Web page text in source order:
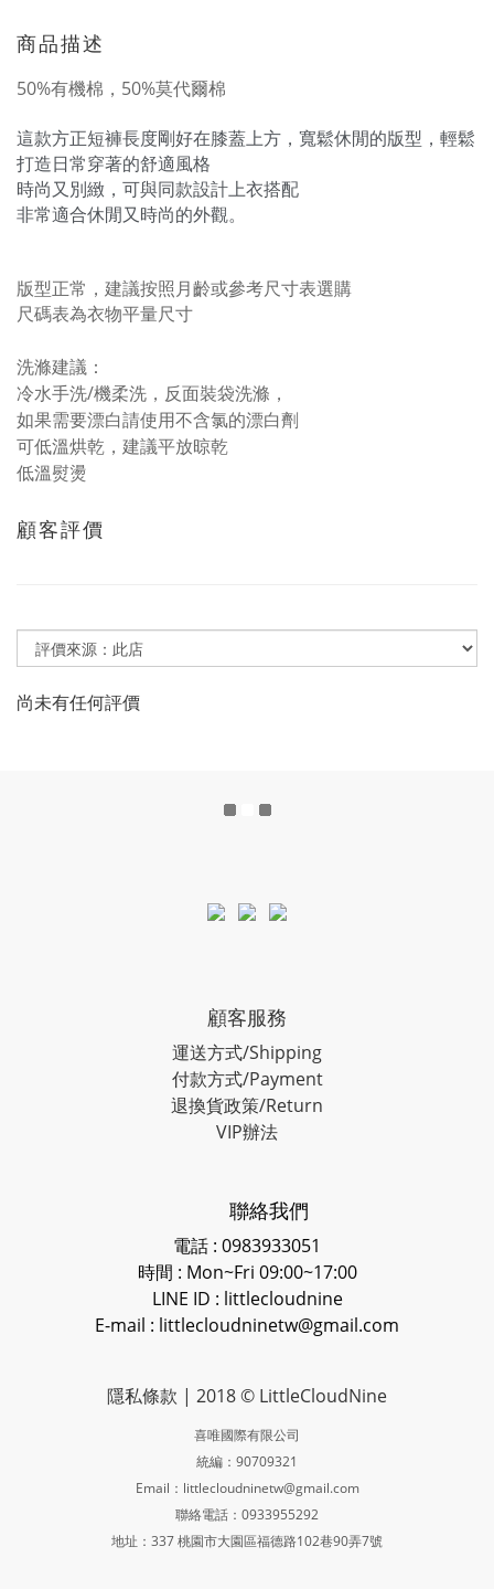
商品描述
50%有機棉，50%莫代爾棉
這款方正短褲長度剛好在膝蓋上方，寬鬆休閒的版型，輕鬆
打造日常穿著的舒適風格
時尚又別緻，可與同款設計上衣搭配
非常適合休閒又時尚的外觀。
版型正常，建議按照月齡或參考尺寸表選購
尺碼表為衣物平量尺寸
洗滌建議：
冷水手洗/機柔洗，反面裝袋洗滌，
如果需要漂白請使用不含氯的漂白劑
可低溫烘乾，建議平放晾乾
低溫熨燙
顧客評價
尚未有任何評價
顧客服務
運送方式/Shipping
付款方式/Payment
退換貨政策/Return
VIP辦法
聯絡我們
電話 : 0983933051
時間 : Mon~Fri 09:00~17:00
LINE ID : littlecloudnine
E-mail : littlecloudninetw@gmail.com
隱私條款 | 2018 © LittleCloudNine
喜唯國際有限公司
統編：90709321
Email：littlecloudninetw@gmail.com
聯絡電話：0933955292
地址：337 桃園市大園區福德路102巷90弄7號